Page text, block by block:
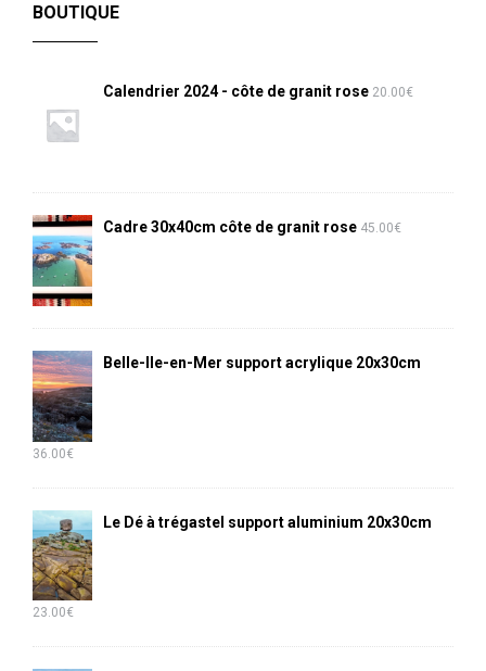
BOUTIQUE
Calendrier 2024 - côte de granit rose 20.00€
Cadre 30x40cm côte de granit rose 45.00€
Belle-Ile-en-Mer support acrylique 20x30cm
36.00€
Le Dé à trégastel support aluminium 20x30cm
23.00€